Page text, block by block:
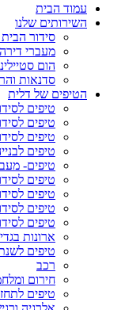
עמוד הבית
השירותים שלנו
סידור
מעברי
הום
סדנאות
הטיפים של דלית
טיפים
טיפים
טיפים
טיפים
טיפים-
טיפים
טיפים
טיפים
טיפים
ארונות
טיפים
רכב
חירום
טיפים